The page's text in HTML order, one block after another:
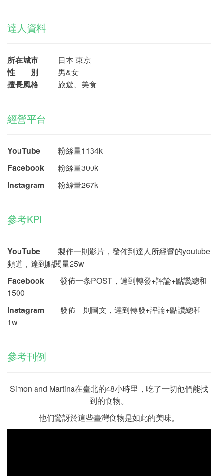
達人資料
所在城市 日本 東京
性 別 男&女
擅長風格 旅遊、美食
經營平台
YouTube 粉絲量1134k
Facebook 粉絲量300k
Instagram 粉絲量267k
參考KPI
YouTube
製作一則影片，發佈到達人所經營的youtube
頻道，達到點閱量25w
Facebook 發佈一条POST，達到轉發+評論+點讚總和
1500
Instagram 發佈一則圖文，達到轉發+評論+點讚總和
1w
參考刊例
Simon and Martina在臺北的48小時里，吃了一切他們能找
到的食物。
他们驚訝於這些臺灣食物是如此的美味。